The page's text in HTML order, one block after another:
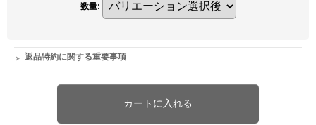
数量:
返品特約に関する重要事項